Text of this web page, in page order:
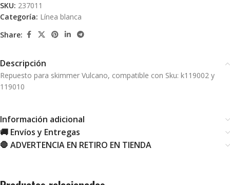
SKU: 237011
Categoría: Línea blanca
Share:
Descripción
Repuesto para skimmer Vulcano, compatible con Sku: k119002 y
119010
Información adicional
🚚 Envíos y Entregas
🛑 ADVERTENCIA EN RETIRO EN TIENDA